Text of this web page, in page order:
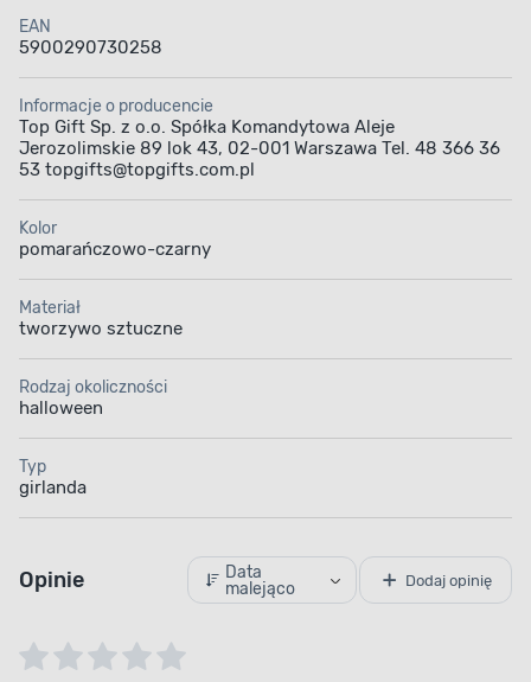
EAN
5900290730258
Informacje o producencie
Top Gift Sp. z o.o. Spółka Komandytowa Aleje
Jerozolimskie 89 lok 43, 02-001 Warszawa Tel. 48 366 36
53 topgifts@topgifts.com.pl
Kolor
pomarańczowo-czarny
Materiał
tworzywo sztuczne
Rodzaj okoliczności
halloween
Typ
girlanda
Opinie
Data
malejąco
Dodaj opinię